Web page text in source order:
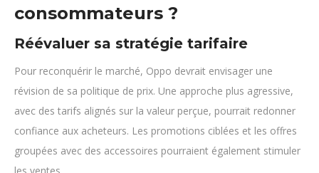
consommateurs ?
Réévaluer sa stratégie tarifaire
Pour reconquérir le marché, Oppo devrait envisager une
révision de sa politique de prix. Une approche plus agressive,
avec des tarifs alignés sur la valeur perçue, pourrait redonner
confiance aux acheteurs. Les promotions ciblées et les offres
groupées avec des accessoires pourraient également stimuler